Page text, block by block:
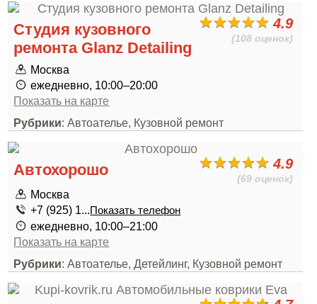
4.9
(108 оценок)
Студия кузовного
ремонта Glanz Detailing
Москва
ежедневно, 10:00–20:00
Показать на карте
Рубрики: Автоателье, Кузовной ремонт
4.9
(69 оценок)
Автохорошо
Москва
+7 (925) 1...Показать телефон
ежедневно, 10:00–21:00
Показать на карте
Рубрики: Автоателье, Детейлинг, Кузовной ремонт